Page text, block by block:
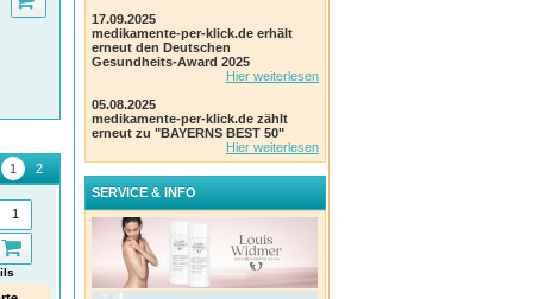
Details
17.09.2025
medikamente-per-klick.de erhält
erneut den Deutschen
Gesundheits-Award 2025
Hier weiterlesen
05.08.2025
medikamente-per-klick.de zählt
erneut zu "BAYERNS BEST 50"
Hier weiterlesen
SERVICE & INFO